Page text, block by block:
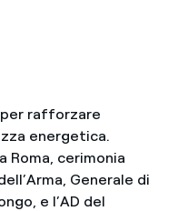
rafforzare
energetica.
Roma, cerimonia
Generale di
e l’AD del